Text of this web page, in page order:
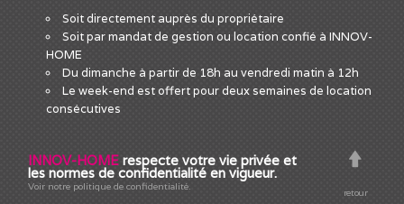
Soit directement auprès du propriétaire
Soit par mandat de gestion ou location confié à INNOV-
HOME
Du dimanche à partir de 18h au vendredi matin à 12h
Le week-end est offert pour deux semaines de location
consécutives
INNOV-HOME respecte votre vie privée et
les normes de confidentialité en vigueur.
Voir notre politique de confidentialité.
retour